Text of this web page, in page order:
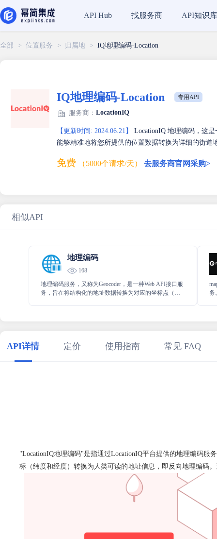
API Hub 找服务商 API知识库
全部 > 位置服务 > 归属地 > IQ地理编码-Location
IQ地理编码-Location 专用API
服务商： LocationIQ
【更新时间: 2024.06.21】
LocationIQ 地理编码，这
能够精准地将您所提供的位置数据转换为详细的街
免费 （5000个请求/天） 去服务商官网采购>
相似API
地理编码
168
地理编码服务，又称为Geocoder，是一种Web API接口服
务，旨在将结构化的地址数据转换为对应的坐标点（经
务
API详情 定价 使用指南 常见 FAQ
"LocationIQ地理编码"是指通过LocationIQ平台提供的地理编码
标（纬度和经度）转换为人类可读的地址信息，即反向地理编码